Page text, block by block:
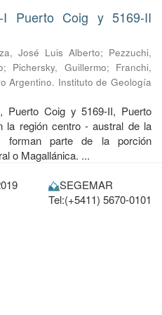
I Puerto Coig y 5169-II
José Luis Alberto; Pezzuchi,
; Pichersky, Guillermo; Franchi,
Argentino. Instituto de Geología
Puerto Coig y 5169-II, Puerto
la región centro - austral de la
parte de la porción
o Magallánica. ...
SEGEMAR
Tel:(+5411) 5670-0101